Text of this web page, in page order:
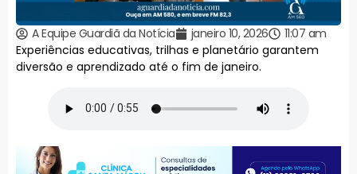
A Equipe Guardiã da Notícia janeiro 10, 2026
11:07 am
Experiências educativas, trilhas e planetário garantem
diversão e aprendizado até o fim de janeiro.